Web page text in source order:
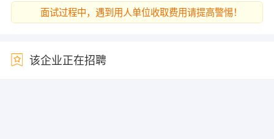
面试过程中，遇到用人单位收取费用请提高警惕！
该企业正在招聘